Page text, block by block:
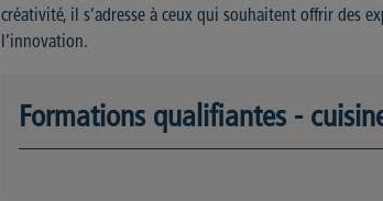
créativité, il s’adresse à ceux qui souhaitent offrir des
l’innovation.
Formations qualifiantes -